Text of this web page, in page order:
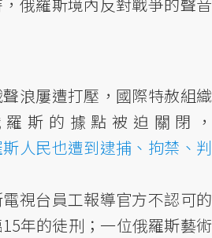
浪屢遭打壓，國際特赦組織
斯的據點被迫關閉，
人民也遭到逮捕、拘禁、判
視台員工報導官方不認可的
年的徒刑；一位俄羅斯藝術